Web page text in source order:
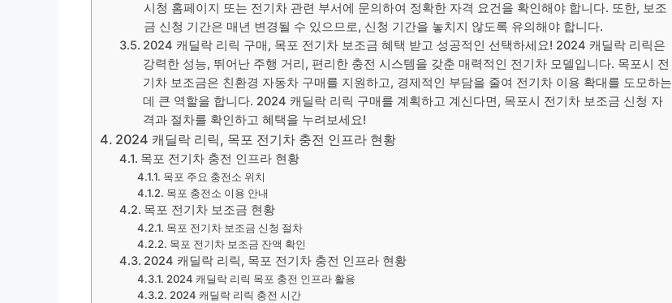
시청 홈페이지 또는 전기차 관련 부서에 문의하여 정확한 자격 요건을 확인해야 합니다. 또한, 보조
금 신청 기간은 매년 변경될 수 있으므로, 신청 기간을 놓치지 않도록 유의해야 합니다.
2024 캐딜락 리릭 구매, 목포 전기차 보조금 혜택 받고 성공적인 선택하세요! 2024 캐딜락 리릭은
강력한 성능, 뛰어난 주행 거리, 편리한 충전 시스템을 갖춘 매력적인 전기차 모델입니다. 목포시 전
기차 보조금은 친환경 자동차 구매를 지원하고, 경제적인 부담을 줄여 전기차 이용 확대를 도모하는
데 큰 역할을 합니다. 2024 캐딜락 리릭 구매를 계획하고 계신다면, 목포시 전기차 보조금 신청 자
격과 절차를 확인하고 혜택을 누려보세요!
2024 캐딜락 리릭, 목포 전기차 충전 인프라 현황
목포 전기차 충전 인프라 현황
목포 주요 충전소 위치
목포 충전소 이용 안내
목포 전기차 보조금 현황
목포 전기차 보조금 신청 절차
목포 전기차 보조금 잔액 확인
2024 캐딜락 리릭, 목포 전기차 충전 인프라 현황
2024 캐딜락 리릭 목포 충전 인프라 활용
2024 캐딜락 리릭 충전 시간